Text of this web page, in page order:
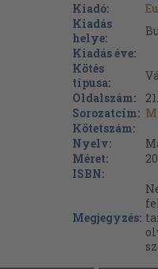
Kiadó:
Kiadás
helye:
Kiadás éve:
Kötés
típusa:
Oldalszám:
Sorozatcím:
Kötetszám:
Nyelv:
Méret:
ISBN:
Megjegyzés: